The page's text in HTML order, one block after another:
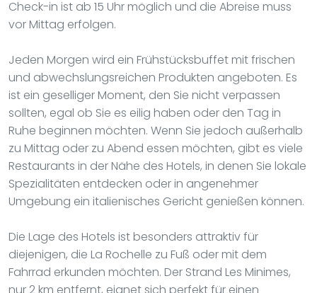
Check-in ist ab 15 Uhr möglich und die Abreise muss
vor Mittag erfolgen.
Jeden Morgen wird ein Frühstücksbuffet mit frischen
und abwechslungsreichen Produkten angeboten. Es
ist ein geselliger Moment, den Sie nicht verpassen
sollten, egal ob Sie es eilig haben oder den Tag in
Ruhe beginnen möchten. Wenn Sie jedoch außerhalb
zu Mittag oder zu Abend essen möchten, gibt es viele
Restaurants in der Nähe des Hotels, in denen Sie lokale
Spezialitäten entdecken oder in angenehmer
Umgebung ein italienisches Gericht genießen können.
Die Lage des Hotels ist besonders attraktiv für
diejenigen, die La Rochelle zu Fuß oder mit dem
Fahrrad erkunden möchten. Der Strand Les Minimes,
nur 2 km entfernt, eignet sich perfekt für einen